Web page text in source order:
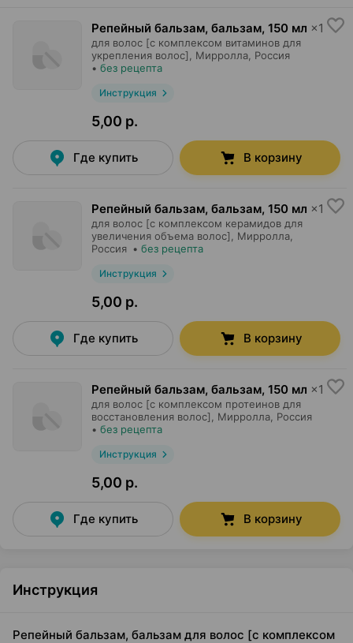
Репейный бальзам, бальзам, 150 мл ×1
для волос [с комплексом витаминов для
укрепления волос],
Мирролла , Россия
• без рецепта
Инструкция
5,00 р.
Где купить В корзину
Репейный бальзам, бальзам, 150 мл ×1
для волос [с комплексом керамидов для
увеличения объема волос],
Мирролла
Россия • без рецепта
Инструкция
5,00 р.
Где купить В корзину
Репейный бальзам, бальзам, 150 мл ×1
для волос [с комплексом протеинов для
восстановления волос],
Мирролла , Россия
• без рецепта
Инструкция
5,00 р.
Где купить В корзину
Инструкция
Репейный бальзам, бальзам для волос [с комплексом